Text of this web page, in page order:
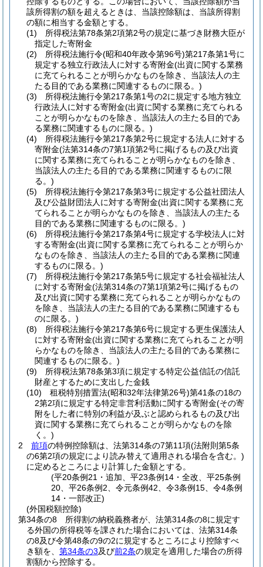
該所得割の額を超えるときは、当該控除額は、当該所得割
の額に相当する金額とする。
(1)
所得税法第78条第2項第2号の規定に基づき財務大臣が
指定した寄附金
(2)
所得税法施行令(昭和40年政令第96号)第217条第1号に
規定する独立行政法人に対する寄附金(出資に関する業務
に充てられることが明らかなものを除き、当該法人の主
たる目的である業務に関連するものに限る。)
(3)
所得税法施行令第217条第1号の2に規定する地方独立
行政法人に対する寄附金(出資に関する業務に充てられる
ことが明らかなものを除き、当該法人の主たる目的であ
る業務に関連するものに限る。)
(4)
所得税法施行令第217条第2号に規定する法人に対する
寄附金(法第314条の7第1項第2号に掲げるもの及び出資
に関する業務に充てられることが明らかなものを除き、
当該法人の主たる目的である業務に関連するものに限
る。)
(5)
所得税法施行令第217条第3号に規定する公益社団法人
及び公益財団法人に対する寄附金(出資に関する業務に充
てられることが明らかなものを除き、当該法人の主たる
目的である業務に関連するものに限る。)
(6)
所得税法施行令第217条第4号に規定する学校法人に対
する寄附金(出資に関する業務に充てられることが明らか
なものを除き、当該法人の主たる目的である業務に関連
するものに限る。)
(7)
所得税法施行令第217条第5号に規定する社会福祉法人
に対する寄附金(法第314条の7第1項第2号に掲げるもの
及び出資に関する業務に充てられることが明らかなもの
を除き、当該法人の主たる目的である業務に関連するも
のに限る。)
(8)
所得税法施行令第217条第6号に規定する更生保護法人
に対する寄附金(出資に関する業務に充てられることが明
らかなものを除き、当該法人の主たる目的である業務に
関連するものに限る。)
(9)
所得税法第78条第3項に規定する特定公益信託の信託
財産とするために支出した金銭
(10)
租税特別措置法(昭和32年法律第26号)第41条の18の
2第2項に規定する特定非営利活動に関する寄附金(その寄
附をした者に特別の利益が及ぶと認められるもの及び出
資に関する業務に充てられることが明らかなものを除
く。)
2
前項の特例控除額は、法第314条の7第11項(法附則第5条
の6第2項の規定により読み替えて適用される場合を含む。)
に定めるところにより計算した金額とする。
(平20条例21・追加、平23条例14・全改、平25条例
20、平26条例2、令元条例42、令3条例15、令4条例
14・一部改正)
(外国税額控除)
第34条の8
所得割の納税義務者が、法第314条の8に規定す
る外国の所得税等を課された場合においては、法第314条
の8及び令第48条の9の2に規定するところにより控除すべ
き額を、 第34条の3及び前2条の規定を適用した場合の所得
割額から控除する。